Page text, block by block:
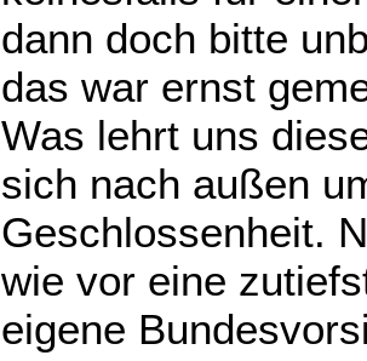
dann doch bitte
das war ernst
Was lehrt uns
sich nach außen
Geschlossenheit.
wie vor eine
eigene